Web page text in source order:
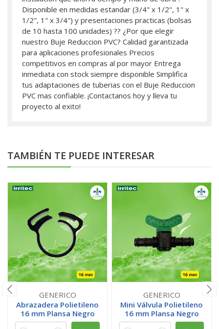
Disponible en medidas estandar (3/4" x 1/2", 1" x
1/2", 1" x 3/4") y presentaciones practicas (bolsas
de 10 hasta 100 unidades) ?? ¿Por que elegir
nuestro Buje Reduccion PVC? Calidad garantizada
para aplicaciones profesionales Precios
competitivos en compras al por mayor Entrega
inmediata con stock siempre disponible Simplifica
tus adaptaciones de tuberias con el Buje Reduccion
PVC mas confiable. ¡Contactanos hoy y lleva tu
proyecto al exito!
TAMBIÉN TE PUEDE INTERESAR
GENERICO
Abrazadera Polietileno
16 mm Plansa Negro
GENERICO
Mini Válvula Polietileno
16 mm Plansa Negro